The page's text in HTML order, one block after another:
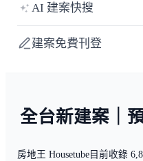
AI 建案快搜
建案免費刊登
全台新建案｜
房地王 Housetube目前收錄